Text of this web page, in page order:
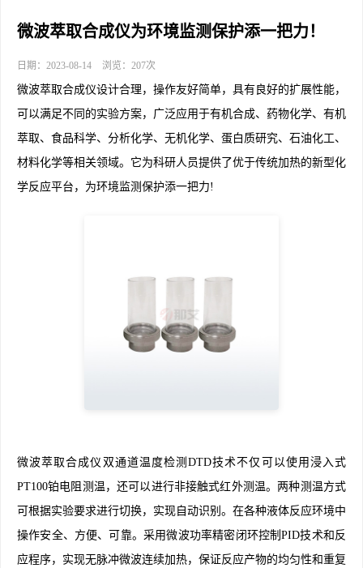
微波萃取合成仪为环境监测保护添一把力！
日期：2023-08-14 浏览：207次
微波萃取合成仪设计合理，操作友好简单，具有良好的扩展性能，
可以满足不同的实验方案，广泛应用于有机合成、药物化学、有机
萃取、食品科学、分析化学、无机化学、蛋白质研究、石油化工、
材料化学等相关领域。它为科研人员提供了优于传统加热的新型化
学反应平台，为环境监测保护添一把力!
微波萃取合成仪双通道温度检测DTD技术不仅可以使用浸入式
PT100铂电阻测温，还可以进行非接触式红外测温。两种测温方式
可根据实验要求进行切换，实现自动识别。在各种液体反应环境中
操作安全、方便、可靠。采用微波功率精密闭环控制PID技术和反
应程序，实现无脉冲微波连续加热，保证反应产物的均匀性和重复